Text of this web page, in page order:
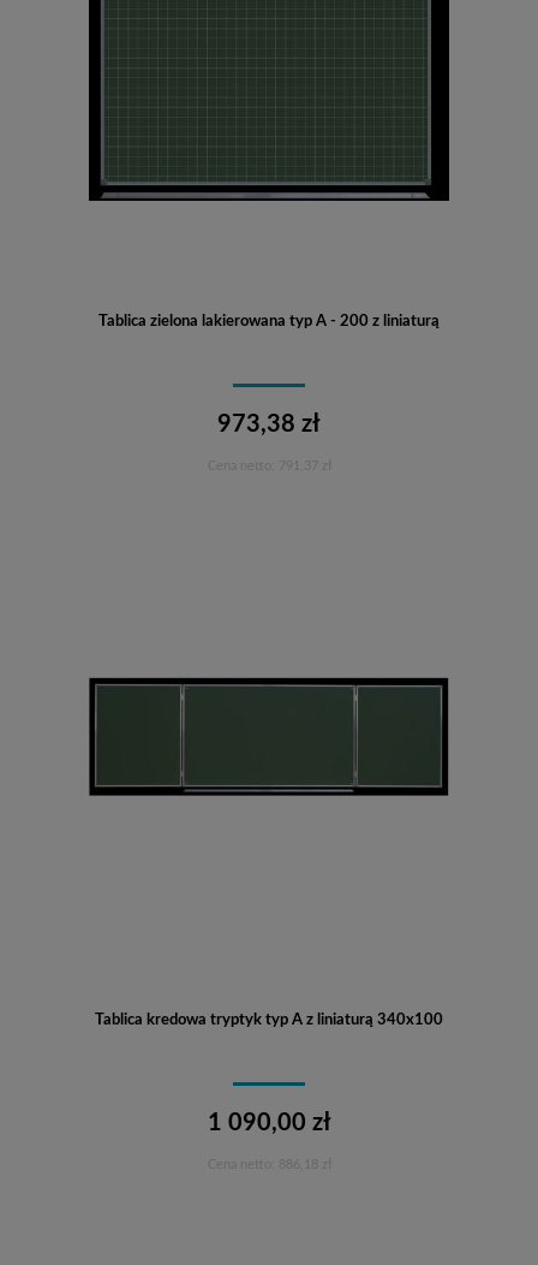
Tablica zielona lakierowana typ A - 200 z liniaturą
973,38 zł
791,37 zł
Tablica kredowa tryptyk typ A z liniaturą 340x100
1 090,00 zł
886,18 zł